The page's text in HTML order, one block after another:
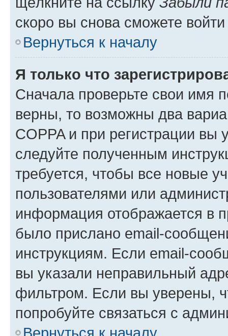
скоро вы снова сможете
Вернуться к началу
Я только что
Сначала проверьте свои имя
верны, то возможны два
COPPA и при регистрации вы
следуйте полученным
требуется, чтобы все новые
пользователями или
информация отображается в
было прислано email-
инструкциям. Если email-
вы указали неправильный
фильтром. Если вы уверены,
попробуйте связаться с
Вернуться к началу